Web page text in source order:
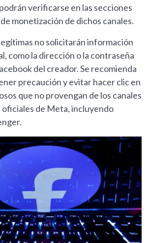
verificarse en las secciones
monetización de dichos canales.
no solicitarán información
como la dirección o la contraseña
del creador. Se recomienda
precaución y evitar hacer clic en
que no provengan de los canales
oficiales de Meta, incluyendo